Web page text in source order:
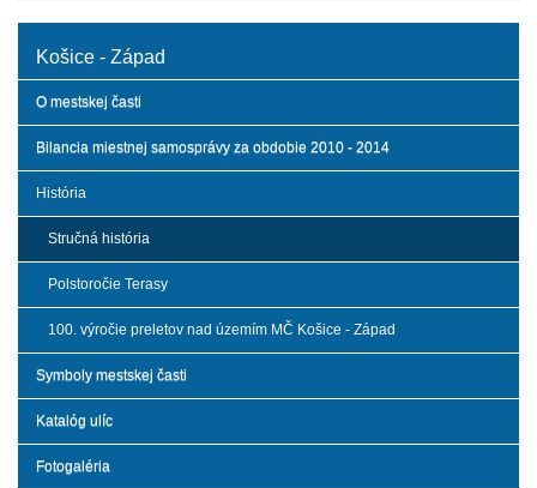
Košice - Západ
O mestskej časti
Bilancia miestnej samosprávy za obdobie 2010 - 2014
História
Stručná história
Polstoročie Terasy
100. výročie preletov nad územím MČ Košice - Západ
Symboly mestskej časti
Katalóg ulíc
Fotogaléria